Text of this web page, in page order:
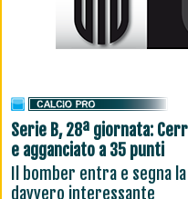
Serie B, 28ª giornata:
e agganciato a 35 punti
Il bomber entra e segna
davvero interessante